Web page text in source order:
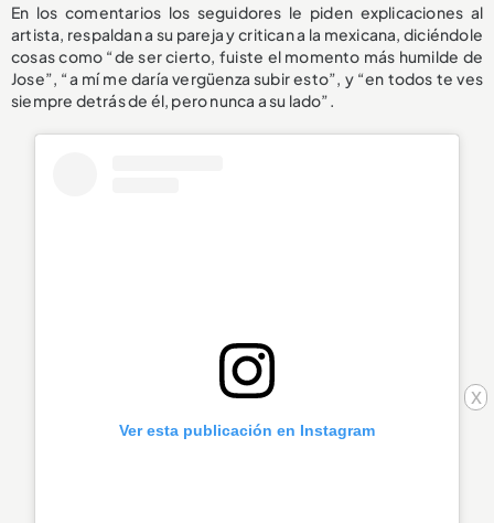
x
En los comentarios los seguidores le piden explicaciones al
artista, respaldan a su pareja y critican a la mexicana, diciéndole
cosas como “de ser cierto, fuiste el momento más humilde de
Jose”, “a mí me daría vergüenza subir esto”, y “en todos te ves
siempre detrás de él, pero nunca a su lado”.
Ver esta publicación en Instagram